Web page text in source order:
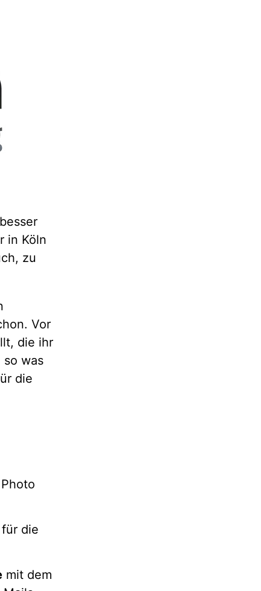
in Köln
zu
Vor
die ihr
so was
die
für die
mit dem